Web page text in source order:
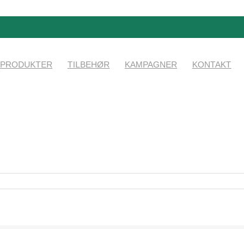
PRODUKTER TILBEHØR KAMPAGNER KONTAKT